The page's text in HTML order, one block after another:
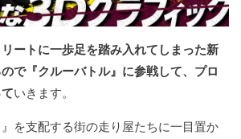
リートに一歩足を踏み入れてしまった新
で『クルーバトル』に参戦して、プロ
いきます。
』を支配する街の走り屋たちに一目置か